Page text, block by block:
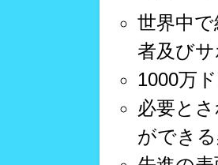
世界中
者及び
1000万
必要と
ができ